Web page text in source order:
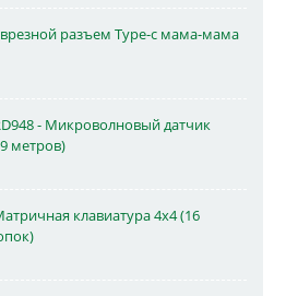
разъем Type-c мама-мама
- Микроволновый датчик
метров)
клавиатура 4x4 (16